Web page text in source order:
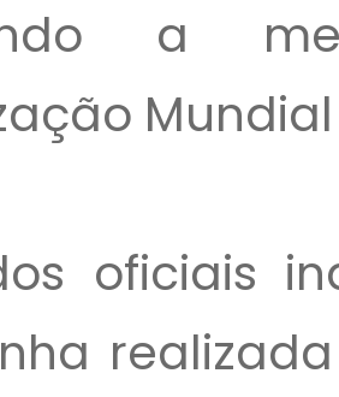
a
Mundial
oficiais